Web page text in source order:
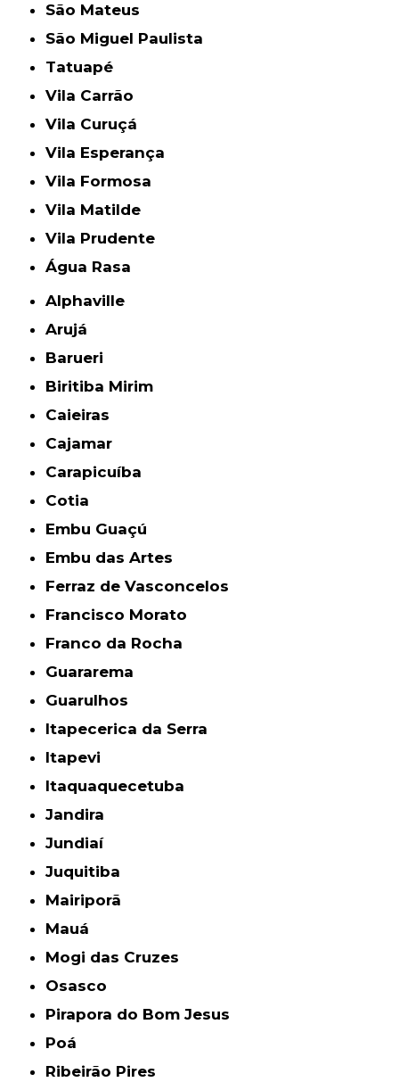
São Mateus
São Miguel Paulista
Tatuapé
Vila Carrão
Vila Curuçá
Vila Esperança
Vila Formosa
Vila Matilde
Vila Prudente
Água Rasa
Alphaville
Arujá
Barueri
Biritiba Mirim
Caieiras
Cajamar
Carapicuíba
Cotia
Embu Guaçú
Embu das Artes
Ferraz de Vasconcelos
Francisco Morato
Franco da Rocha
Guararema
Guarulhos
Itapecerica da Serra
Itapevi
Itaquaquecetuba
Jandira
Jundiaí
Juquitiba
Mairiporã
Mauá
Mogi das Cruzes
Osasco
Pirapora do Bom Jesus
Poá
Ribeirão Pires